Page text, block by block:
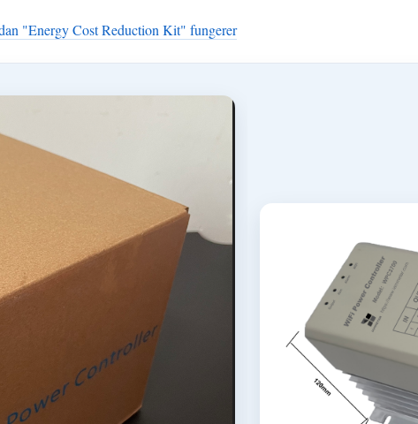
"Energy Cost Reduction Kit" fungerer